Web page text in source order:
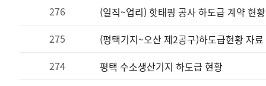
276
(일직~업리) 핫태핑 공사 하도급 계약 현황
275
(평택기지~오산 제2공구)하도급현황 자료
274
평택 수소생산기지 하도급 현황